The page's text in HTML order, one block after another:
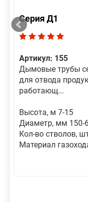
Серия Д1
Артикул: 155
Дымовые трубы
для отвода
работающ...
Высота, м 7-15
Диаметр, мм 150-
Кол-во стволов,
Материал